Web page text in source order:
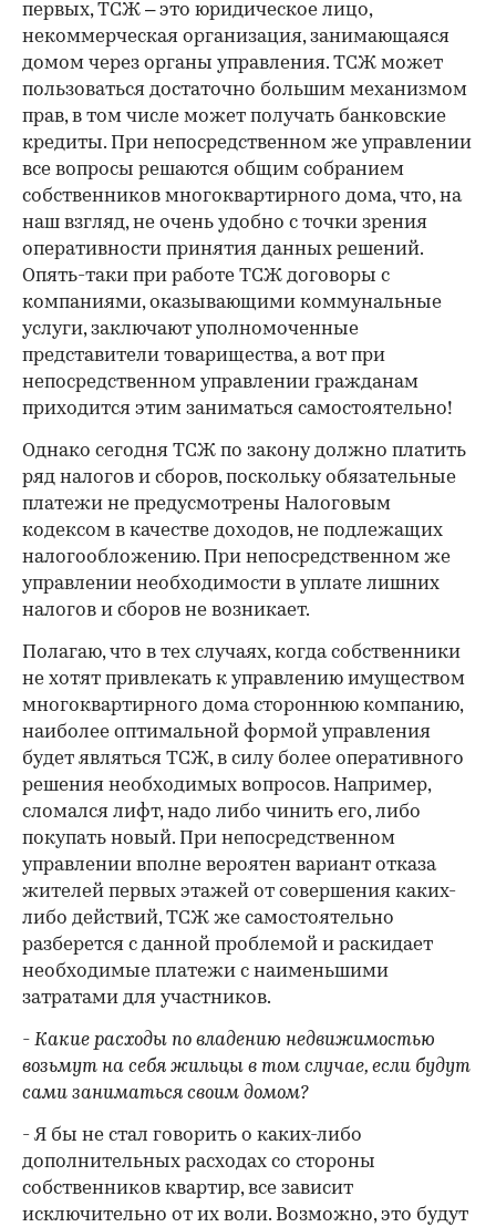
первых, ТСЖ – это юридическое лицо,
некоммерческая организация, занимающаяся
домом через органы управления. ТСЖ может
пользоваться достаточно большим механизмом
прав, в том числе может получать банковские
кредиты. При непосредственном же управлении
все вопросы решаются общим собранием
собственников многоквартирного дома, что, на
наш взгляд, не очень удобно с точки зрения
оперативности принятия данных решений.
Опять-таки при работе ТСЖ договоры с
компаниями, оказывающими коммунальные
услуги, заключают уполномоченные
представители товарищества, а вот при
непосредственном управлении гражданам
приходится этим заниматься самостоятельно!
Однако сегодня ТСЖ по закону должно платить
ряд налогов и сборов, поскольку обязательные
платежи не предусмотрены Налоговым
кодексом в качестве доходов, не подлежащих
налогообложению. При непосредственном же
управлении необходимости в уплате лишних
налогов и сборов не возникает.
Полагаю, что в тех случаях, когда собственники
не хотят привлекать к управлению имуществом
многоквартирного дома стороннюю компанию,
наиболее оптимальной формой управления
будет являться ТСЖ, в силу более оперативного
решения необходимых вопросов. Например,
сломался лифт, надо либо чинить его, либо
покупать новый. При непосредственном
управлении вполне вероятен вариант отказа
жителей первых этажей от совершения каких-
либо действий, ТСЖ же самостоятельно
разберется с данной проблемой и раскидает
необходимые платежи с наименьшими
затратами для участников.
- Какие расходы по владению недвижимостью
возьмут на себя жильцы в том случае, если будут
сами заниматься своим домом?
- Я бы не стал говорить о каких-либо
дополнительных расходах со стороны
собственников квартир, все зависит
исключительно от их воли. Возможно, это будут